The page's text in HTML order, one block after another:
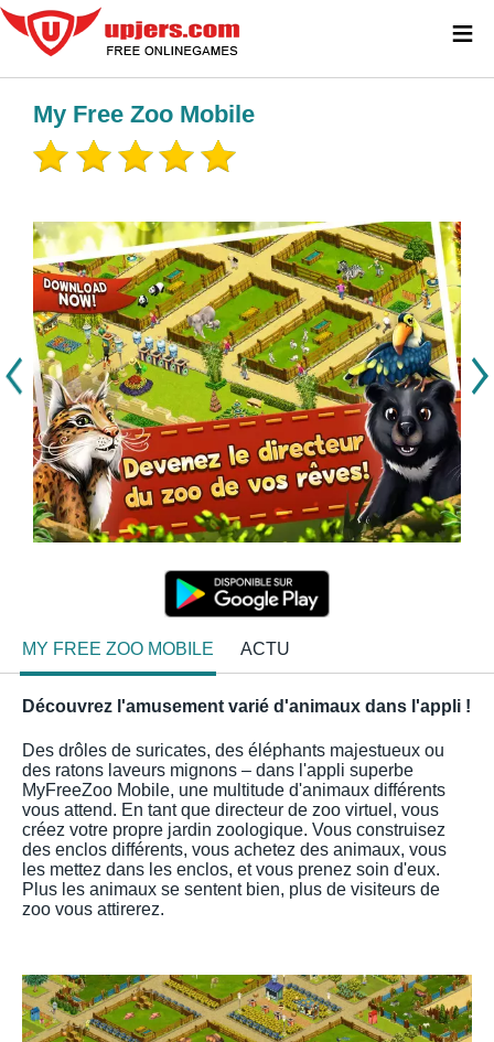
My Free Zoo Mobile
MY FREE ZOO MOBILE ACTU
Découvrez l'amusement varié d'animaux dans l'appli !
Des drôles de suricates, des éléphants majestueux ou
des ratons laveurs mignons – dans l'appli superbe
MyFreeZoo Mobile, une multitude d'animaux différents
vous attend. En tant que directeur de zoo virtuel, vous
créez votre propre jardin zoologique. Vous construisez
des enclos différents, vous achetez des animaux, vous
les mettez dans les enclos, et vous prenez soin d'eux.
Plus les animaux se sentent bien, plus de visiteurs de
zoo vous attirerez.
≡